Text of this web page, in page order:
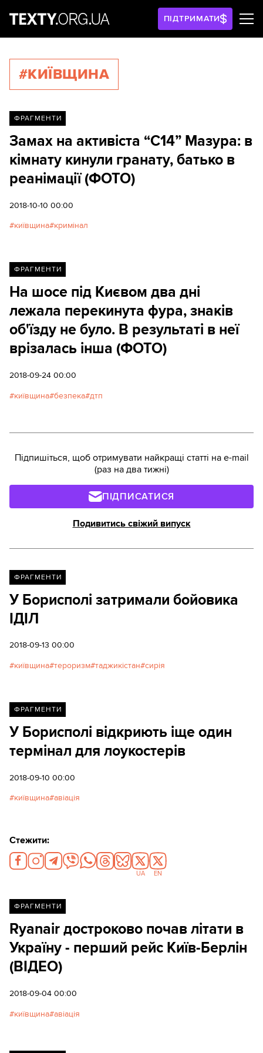
ПІДТРИМАТИ
#КИЇВЩИНА
ФРАГМЕНТИ
Замах на активіста “С14” Мазура: в
кімнату кинули гранату, батько в
реанімації (ФОТО)
2018-10-10 00:00
київщина кримінал
ФРАГМЕНТИ
На шосе під Києвом два дні
лежала перекинута фура, знаків
об'їзду не було. В результаті в неї
врізалась інша (ФОТО)
2018-09-24 00:00
київщина безпека дтп
Підпишіться, щоб отримувати найкращі статті на e-mail
(раз на два тижні)
ПІДПИСАТИСЯ
Подивитись свіжий випуск
ФРАГМЕНТИ
У Борисполі затримали бойовика
ІДІЛ
2018-09-13 00:00
київщина тероризм таджикістан сирія
ФРАГМЕНТИ
У Борисполі відкриють іще один
термінал для лоукостерів
2018-09-10 00:00
київщина авіація
Стежити:
UA EN
ФРАГМЕНТИ
Ryanair достроково почав літати в
Україну - перший рейс Київ-Берлін
(ВІДЕО)
2018-09-04 00:00
київщина авіація